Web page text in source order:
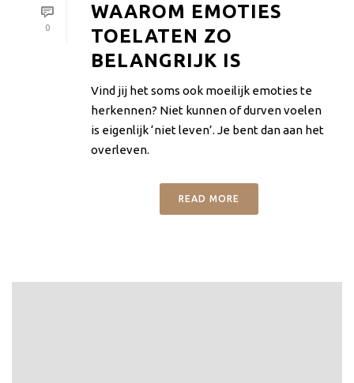
0
WAAROM EMOTIES
TOELATEN ZO
BELANGRIJK IS
Vind jij het soms ook moeilijk emoties te
herkennen? Niet kunnen of durven voelen
is eigenlijk ‘niet leven’. Je bent dan aan het
overleven.
READ MORE